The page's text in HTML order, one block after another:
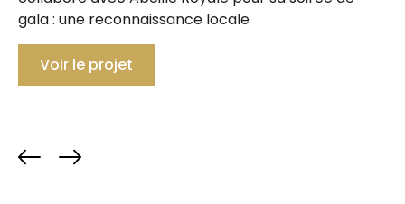
gala : une reconnaissance locale
Voir le projet